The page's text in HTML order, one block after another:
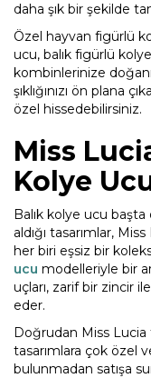
daha şık bir şekilde
Özel hayvan figürlü
ucu, balık figürlü
kombinlerinize
şıklığınızı ön plana
özel hissedebilirsiniz.
Miss
Kolye
Balık kolye ucu
aldığı tasarımlar,
her biri eşsiz bir
ucu modelleriyle bir
uçları, zarif bir zincir
eder.
Doğrudan Miss Lucia
tasarımlara çok özel
bulunmadan satışa